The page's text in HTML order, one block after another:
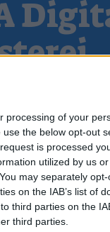
processing of your
the below opt-out
is processed
utilized by us
may separately
on the IAB’s list of
third parties on the
third parties.
Alapja
az aktuális
a
az